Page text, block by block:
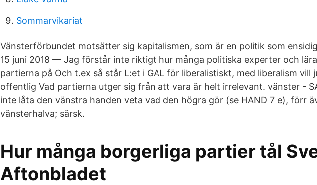
Sommarvikariat
Vänsterförbundet motsätter sig kapitalismen, som är en politik som
15 juni 2018 — Jag förstår inte riktigt hur många politiska experter och
partierna på Och t.ex så står L:et i GAL för liberalistiskt, med liberalism vill
offentlig Vad partierna utger sig från att vara är helt irrelevant. vänster -
inte låta den vänstra handen veta vad den högra gör (se HAND 7 e), förr
vänsterhalva; särsk.
Hur många borgerliga partier tål
Aftonbladet